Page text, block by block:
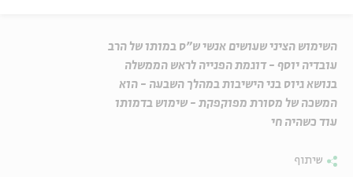
השימוש הציני שעושים אנשי ש"ס במותו של הרב
עובדיה יוסף - דוגמת הפנייה לראש הממשלה
בנושא גיוס בני הישיבות במהלך השבעה - הוא
המשכה של מסורת מפוקפקת - שימוש בדמותו
עוד כשהיה חי
שיתוף